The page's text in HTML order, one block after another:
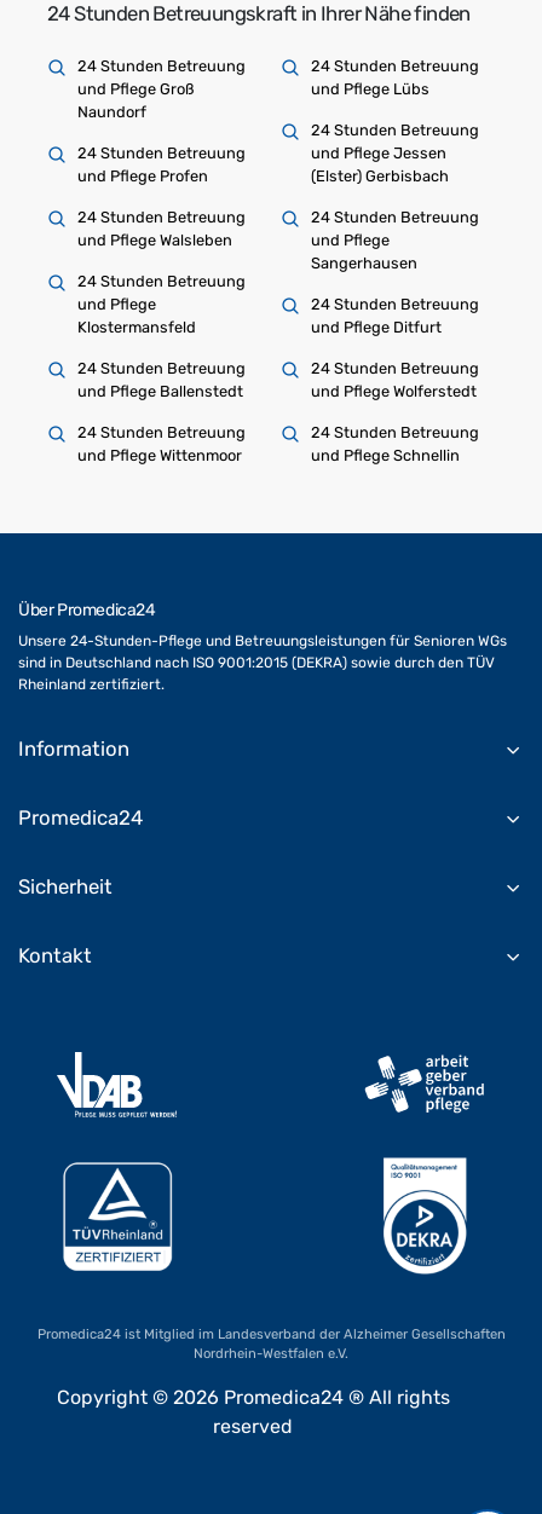
24 Stunden Betreuungskraft in Ihrer Nähe finden
24 Stunden Betreuung
und Pflege Groß
Naundorf
24 Stunden Betreuung
und Pflege Profen
24 Stunden Betreuung
und Pflege Walsleben
24 Stunden Betreuung
und Pflege
Klostermansfeld
24 Stunden Betreuung
und Pflege Ballenstedt
24 Stunden Betreuung
und Pflege Wittenmoor
24 Stunden Betreuung
und Pflege Lübs
24 Stunden Betreuung
und Pflege Jessen
(Elster) Gerbisbach
24 Stunden Betreuung
und Pflege
Sangerhausen
24 Stunden Betreuung
und Pflege Ditfurt
24 Stunden Betreuung
und Pflege Wolferstedt
24 Stunden Betreuung
und Pflege Schnellin
Über Promedica24
Unsere 24-Stunden-Pflege und Betreuungsleistungen für Senioren WGs
sind in Deutschland nach ISO 9001:2015 (DEKRA) sowie durch den TÜV
Rheinland zertifiziert.
Information
Promedica24
Sicherheit
Kontakt
Promedica24 ist Mitglied im Landesverband der Alzheimer Gesellschaften
Nordrhein-Westfalen e.V.
Copyright © 2026 Promedica24 ® All rights
reserved